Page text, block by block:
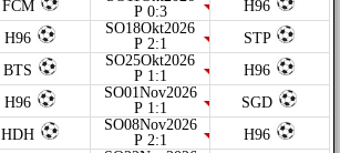
FCM
P 0:3
H96
H96
SO18Okt2026
P 2:1
STP
BTS
SO25Okt2026
P 1:1
H96
H96
SO01Nov2026
P 1:1
SGD
HDH
SO08Nov2026
P 2:1
H96